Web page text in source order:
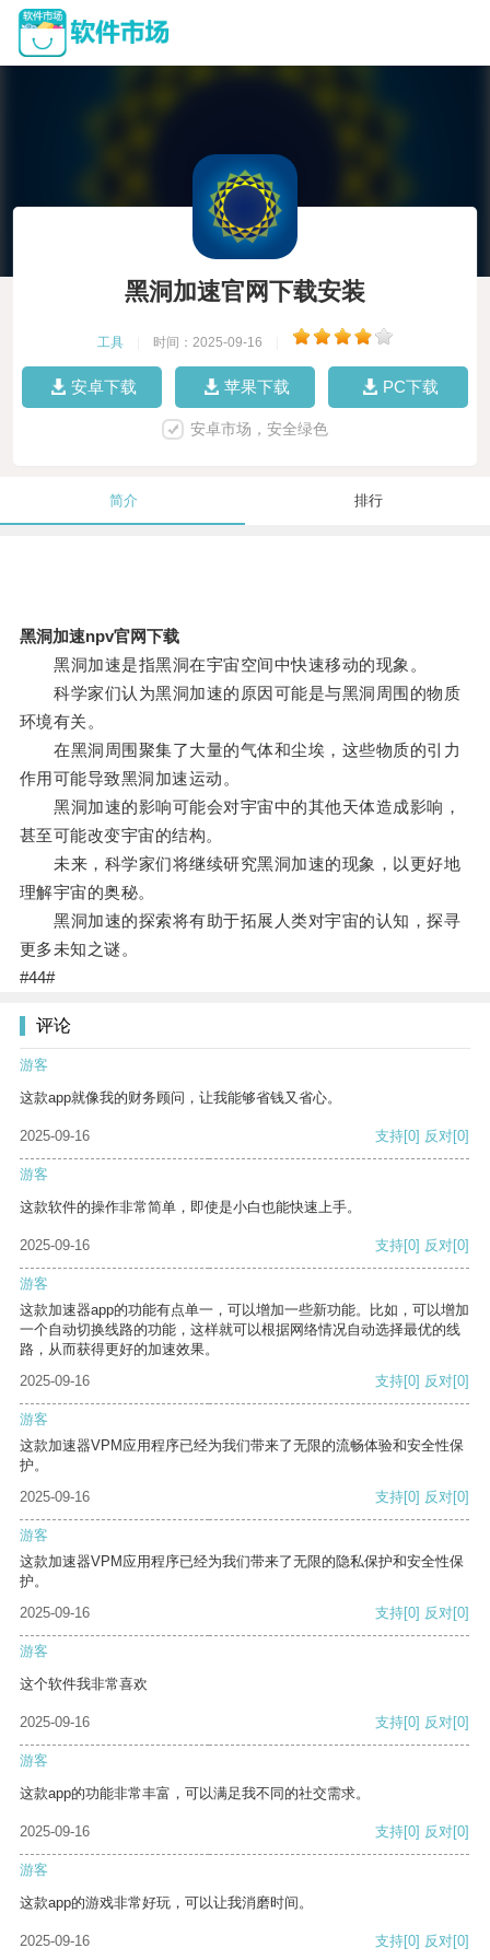
黑洞加速官网下载安装
工具 时间：2025-09-16
安卓下载 苹果下载 PC下载
安卓市场，安全绿色
简介 排行
黑洞加速npv官网下载
黑洞加速是指黑洞在宇宙空间中快速移动的现象。
科学家们认为黑洞加速的原因可能是与黑洞周围的物质
环境有关。
在黑洞周围聚集了大量的气体和尘埃，这些物质的引力
作用可能导致黑洞加速运动。
黑洞加速的影响可能会对宇宙中的其他天体造成影响，
甚至可能改变宇宙的结构。
未来，科学家们将继续研究黑洞加速的现象，以更好地
理解宇宙的奥秘。
黑洞加速的探索将有助于拓展人类对宇宙的认知，探寻
更多未知之谜。
#44#
评论
游客
这款app就像我的财务顾问，让我能够省钱又省心。
2025-09-16 支持[0] 反对[0]
游客
这款软件的操作非常简单，即使是小白也能快速上手。
2025-09-16 支持[0] 反对[0]
游客
这款加速器app的功能有点单一，可以增加一些新功能。比如，可以增加
一个自动切换线路的功能，这样就可以根据网络情况自动选择最优的线
路，从而获得更好的加速效果。
2025-09-16
支持[0] 反对[0]
游客
这款加速器VPM应用程序已经为我们带来了无限的流畅体验和安全性保
护。
2025-09-16
支持[0] 反对[0]
游客
这款加速器VPM应用程序已经为我们带来了无限的隐私保护和安全性保
护。
2025-09-16
支持[0] 反对[0]
游客
这个软件我非常喜欢
2025-09-16 支持[0] 反对[0]
游客
这款app的功能非常丰富，可以满足我不同的社交需求。
2025-09-16 支持[0] 反对[0]
游客
这款app的游戏非常好玩，可以让我消磨时间。
2025-09-16 支持[0] 反对[0]